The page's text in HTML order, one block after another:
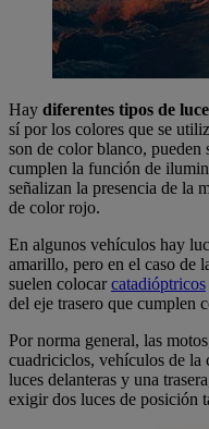
Hay diferentes tipos de
sí por los colores que se
son de color blanco,
cumplen la función de
señalizan la presencia de la
de color rojo.
En algunos vehículos hay
amarillo, pero en el caso de
suelen colocarcatadióptricos
del eje trasero que cumplen
Por norma general, las
cuadriciclos, vehículos de la
luces delanteras y una
exigir dos luces de posición